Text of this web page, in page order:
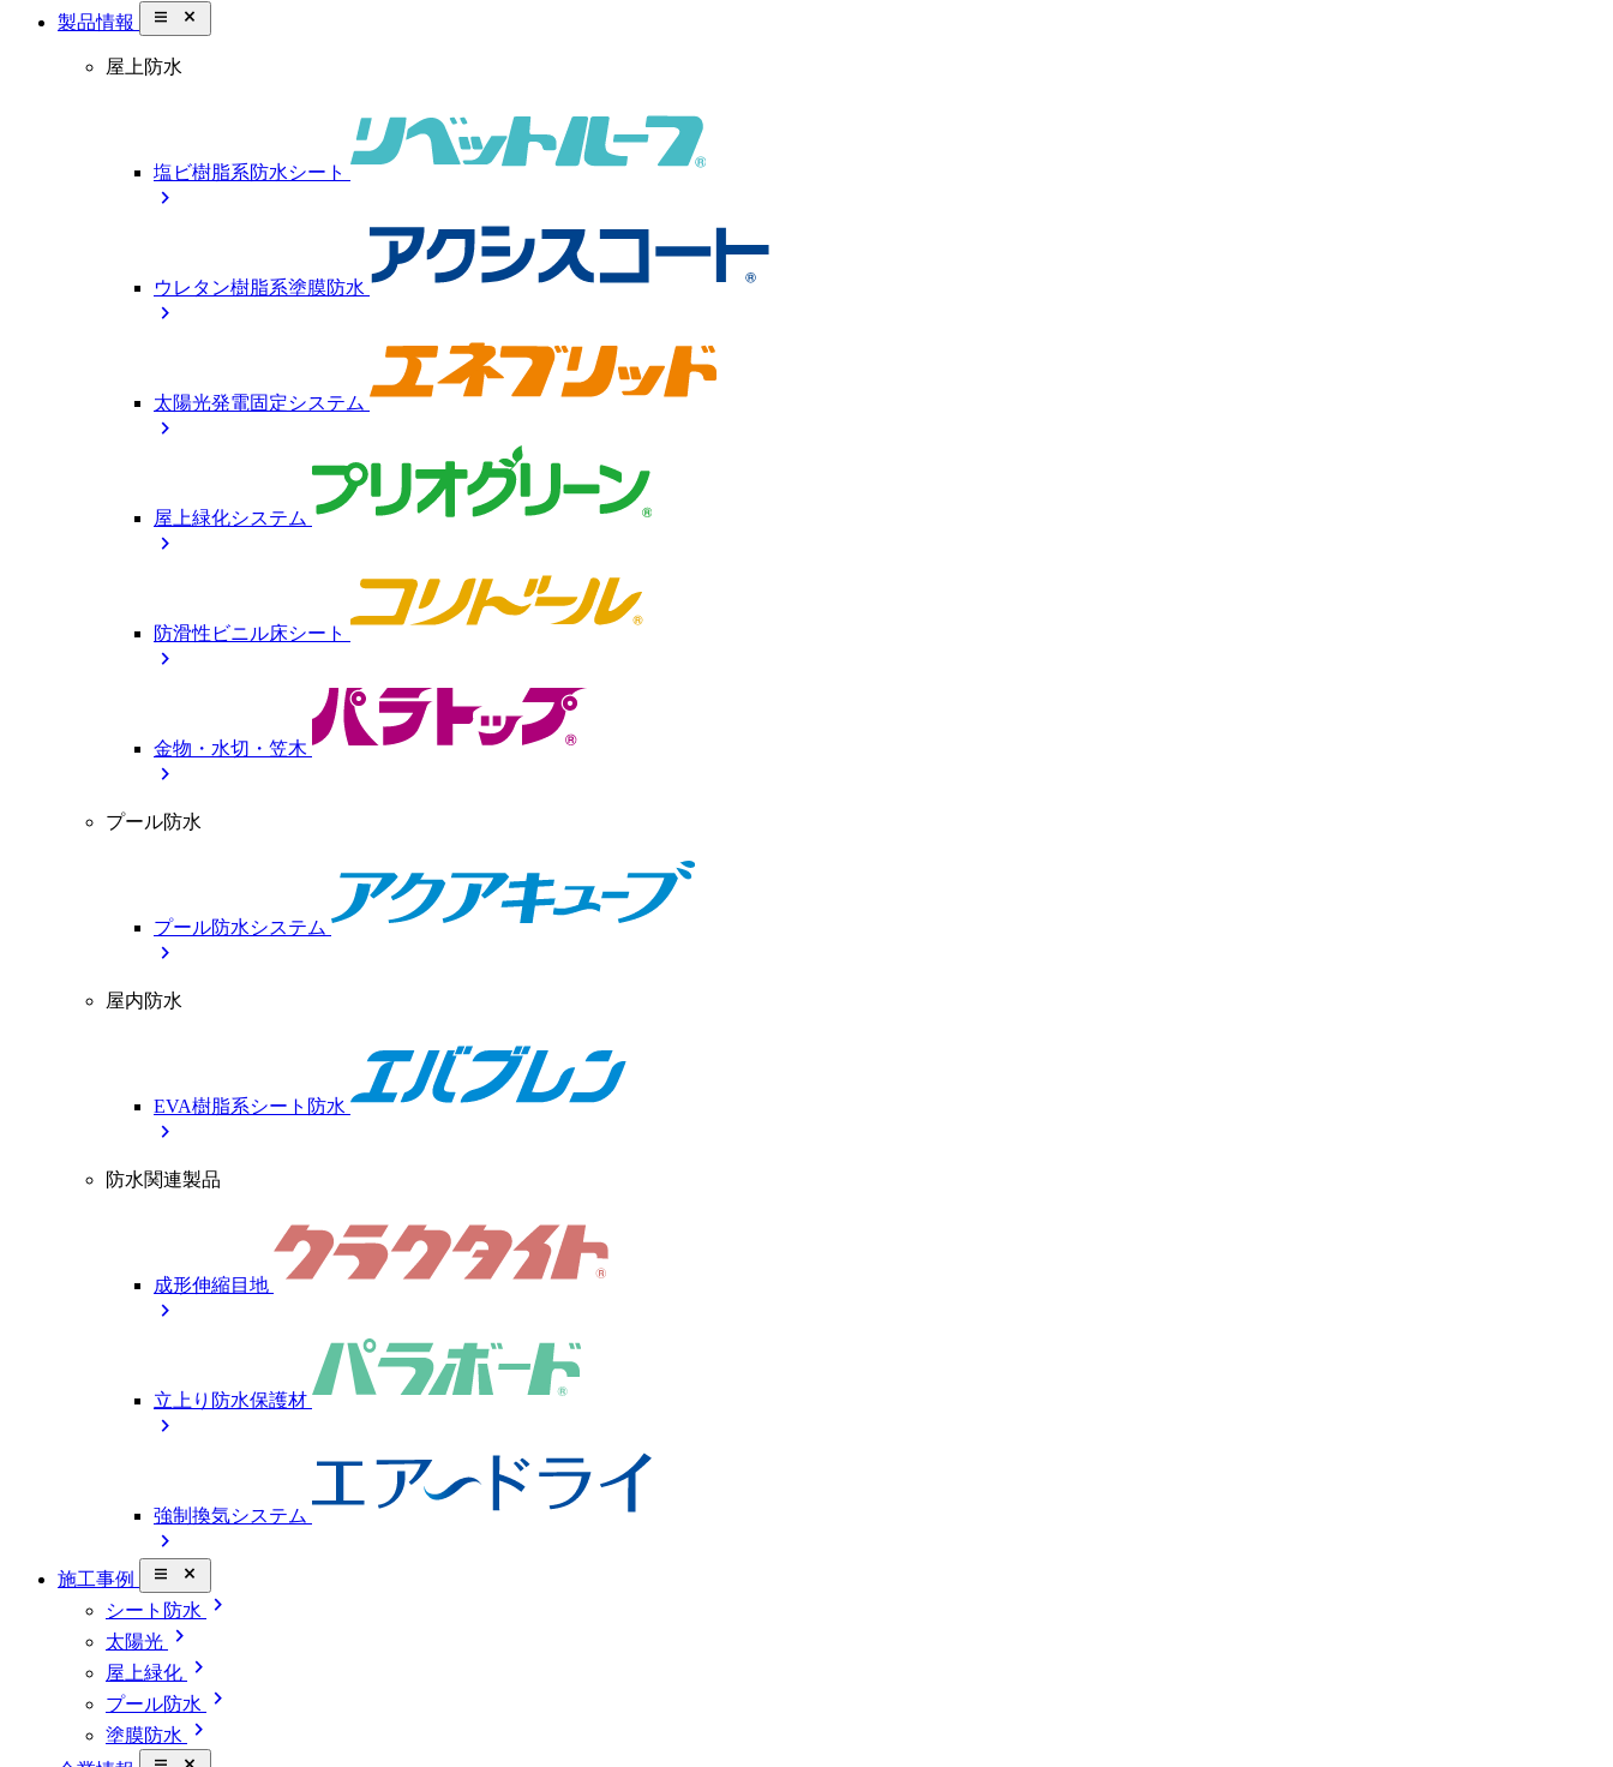
製品情報 close_small
屋上防水
塩ビ樹脂系防水シート
chevron_right
ウレタン樹脂系塗膜防水
chevron_right
太陽光発電固定システム
chevron_right
屋上緑化システム
chevron_right
防滑性ビニル床シート
chevron_right
金物・水切・笠木
chevron_right
プール防水
プール防水システム
chevron_right
屋内防水
EVA樹脂系シート防水
chevron_right
防水関連製品
成形伸縮目地
chevron_right
立上り防水保護材
chevron_right
強制換気システム
chevron_right
施工事例 close_small
シート防水 chevron_right
太陽光 chevron_right
屋上緑化 chevron_right
プール防水 chevron_right
塗膜防水 chevron_right